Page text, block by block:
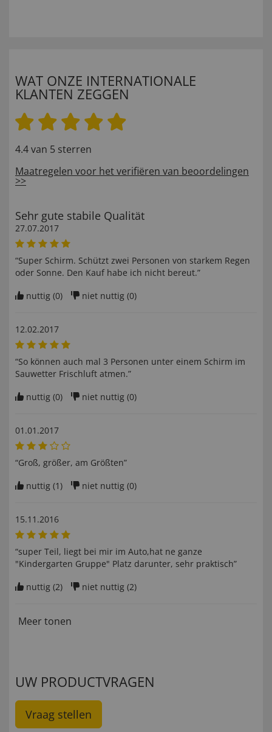
WAT ONZE INTERNATIONALE
KLANTEN ZEGGEN
4.4 van 5 sterren
Maatregelen voor het verifiëren van beoordelingen
>>
Sehr gute stabile Qualität
27.07.2017
“Super Schirm. Schützt zwei Personen von starkem Regen
oder Sonne. Den Kauf habe ich nicht bereut.”
nuttig (0) niet nuttig (0)
12.02.2017
“So können auch mal 3 Personen unter einem Schirm im
Sauwetter Frischluft atmen.”
nuttig (0) niet nuttig (0)
01.01.2017
“Groß, größer, am Größten”
nuttig (1) niet nuttig (0)
15.11.2016
“super Teil, liegt bei mir im Auto,hat ne ganze
"Kindergarten Gruppe" Platz darunter, sehr praktisch”
nuttig (2) niet nuttig (2)
Meer tonen
UW PRODUCTVRAGEN
Vraag stellen